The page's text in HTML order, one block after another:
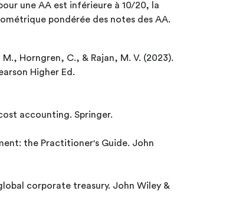
une AA est inférieure à 10/20, la
pondérée des notes des AA.
Horngren, C., & Rajan, M. V. (2023).
Higher Ed.
accounting. Springer.
the Practitioner's Guide. John
corporate treasury. John Wiley &